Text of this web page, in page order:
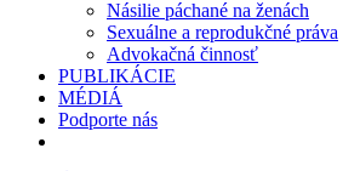
Násilie páchané na ženách
Sexuálne a reprodukčné práva
Advokačná činnosť
PUBLIKÁCIE
MÉDIÁ
Podporte nás